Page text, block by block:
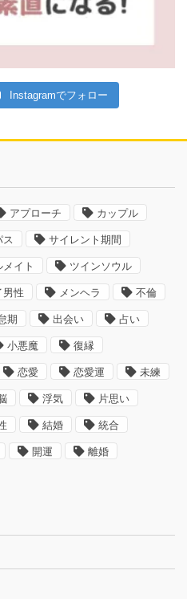
Instagramでフォロー
アプローチ カップル
ス サイレント期間
メイト ツインソウル
男性 メンヘラ 不倫
期 出会い 占い
小悪魔 復縁
恋愛 恋愛運 未練
浮気 片思い
結婚 統合
開運 離婚